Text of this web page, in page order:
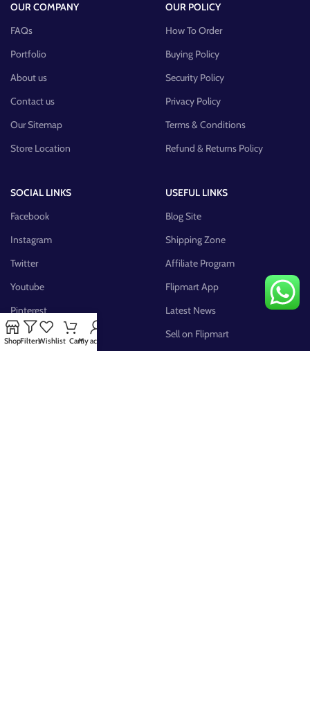
OUR COMPANY
FAQs
Portfolio
About us
Contact us
Our Sitemap
Store Location
OUR POLICY
How To Order
Buying Policy
Security Policy
Privacy Policy
Terms & Conditions
Refund & Returns Policy
SOCIAL LINKS
Facebook
Instagram
Twitter
Youtube
Pinterest
FB Group
USEFUL LINKS
Blog Site
Shipping Zone
Affiliate Program
Flipmart App
Latest News
Sell on Flipmart
ShopFiltersWishlist CartMy account